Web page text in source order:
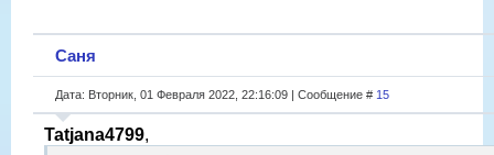
Саня
Дата: Вторник, 01 Февраля 2022, 22:16:09 | Сообщение # 15
Tatjana4799,